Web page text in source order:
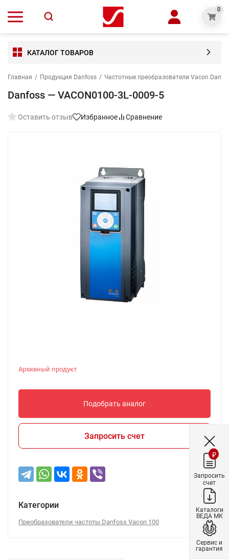
0
КАТАЛОГ ТОВАРОВ
Главная / Продукция Danfoss / Частотные преобразователи Vacon
Danfoss — VACON0100-3L-0009-5
Оставить отзыв Избранное Сравнение
Архивный продукт
Подобрать аналог
Запросить счет
Категории
Преобразователи частоты Danfoss Vacon 100
₽
Запросить
счет
Каталоги
ВЕДА МК
Сервис и
гарантия